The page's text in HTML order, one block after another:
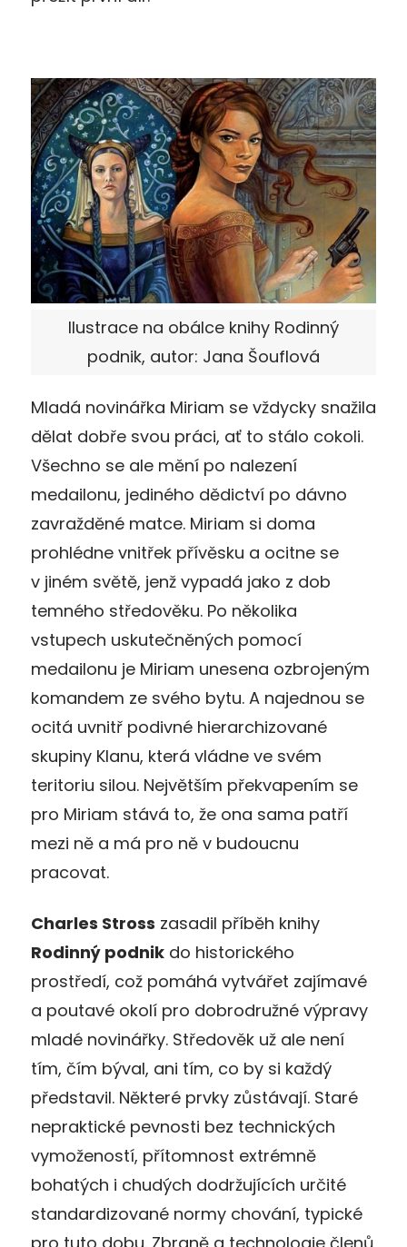
Ilustrace na obálce knihy Rodinný
podnik, autor: Jana Šouflová
Mladá novinářka Miriam se vždycky snažila
dělat dobře svou práci, ať to stálo cokoli.
Všechno se ale mění po nalezení
medailonu, jediného dědictví po dávno
zavražděné matce. Miriam si doma
prohlédne vnitřek přívěsku a ocitne se
v jiném světě, jenž vypadá jako z dob
temného středověku. Po několika
vstupech uskutečněných pomocí
medailonu je Miriam unesena ozbrojeným
komandem ze svého bytu. A najednou se
ocitá uvnitř podivné hierarchizované
skupiny Klanu, která vládne ve svém
teritoriu silou. Největším překvapením se
pro Miriam stává to, že ona sama patří
mezi ně a má pro ně v budoucnu
pracovat.
Charles Stross zasadil příběh knihy
Rodinný podnik do historického
prostředí, což pomáhá vytvářet zajímavé
a poutavé okolí pro dobrodružné výpravy
mladé novinářky. Středověk už ale není
tím, čím býval, ani tím, co by si každý
představil. Některé prvky zůstávají. Staré
nepraktické pevnosti bez technických
vymožeností, přítomnost extrémně
bohatých i chudých dodržujících určité
standardizované normy chování, typické